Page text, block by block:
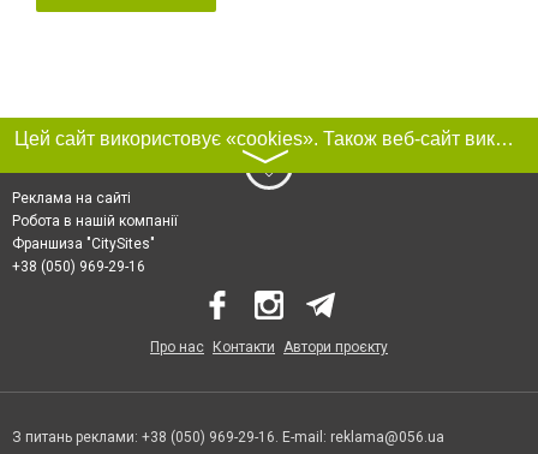
Цей сайт використовує «cookies». Також веб-сайт використовує інтернет-сервіс для збору технічних даних стосовно відвідувачів з метою отримання маркетингової та статистичної інформації. Умови обробки даних відвідувачів сайту див.
〉
Реклама на сайті
Робота в нашій компанії
Франшиза "CitySites"
+38 (050) 969-29-16
Про нас Контакти Автори проєкту
З питань реклами: +38 (050) 969-29-16. E-mail: reklama@056.ua